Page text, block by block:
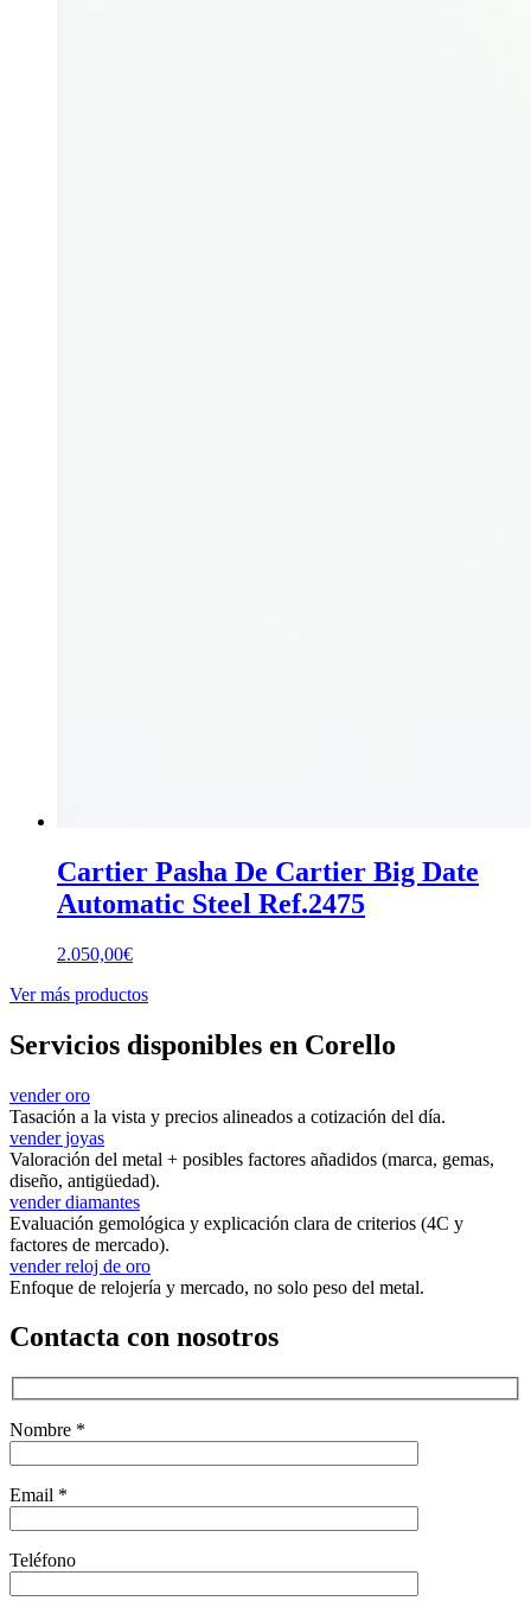
Cartier Pasha De Cartier Big Date
Automatic Steel Ref.2475
2.050,00€
Ver más productos
Servicios disponibles en Corello
vender oro
Tasación a la vista y precios alineados a cotización del día.
vender joyas
Valoración del metal + posibles factores añadidos (marca, gemas,
diseño, antigüedad).
vender diamantes
Evaluación gemológica y explicación clara de criterios (4C y
factores de mercado).
vender reloj de oro
Enfoque de relojería y mercado, no solo peso del metal.
Contacta con nosotros
Nombre *
Email *
Teléfono